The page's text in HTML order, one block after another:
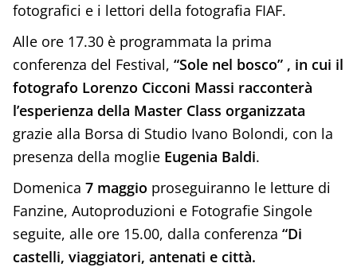
fotografici e i lettori della fotografia FIAF.
Alle ore 17.30 è programmata la prima
conferenza del Festival, “Sole nel bosco” , in cui il
fotografo Lorenzo Cicconi Massi racconterà
l’esperienza della Master Class organizzata
grazie alla Borsa di Studio Ivano Bolondi, con la
presenza della moglieEugenia Baldi.
Domenica 7 maggio proseguiranno le letture di
Fanzine, Autoproduzioni e Fotografie Singole
seguite, alle ore 15.00, dalla conferenza “Di
castelli, viaggiatori, antenati e città.